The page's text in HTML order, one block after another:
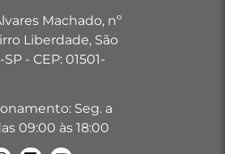
Machado, nº
Liberdade, São
- CEP: 01501-
Seg. a
09:00 às 18:00